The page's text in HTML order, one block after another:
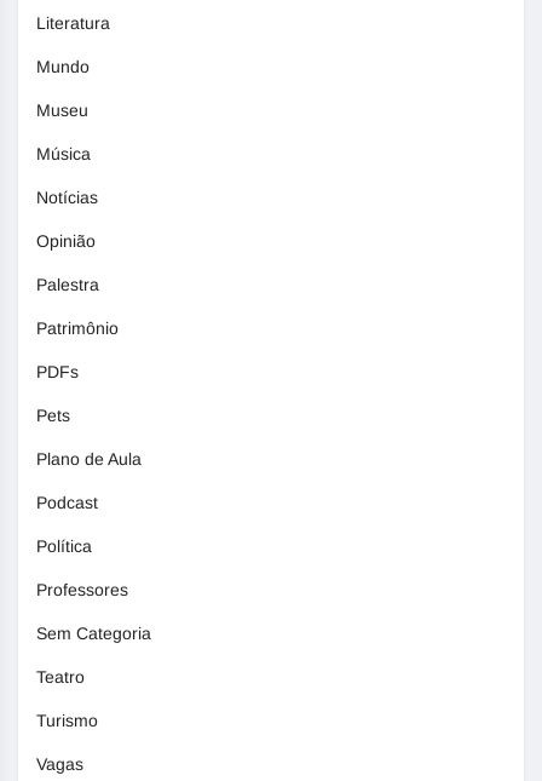
Literatura
Mundo
Museu
Música
Notícias
Opinião
Palestra
Patrimônio
PDFs
Pets
Plano de Aula
Podcast
Política
Professores
Sem Categoria
Teatro
Turismo
Vagas